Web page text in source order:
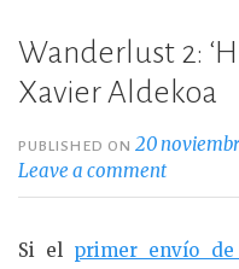
Wanderlust 2:
Xavier Aldekoa
PUBLISHED ON20
Leave a comment
Si el primer envío de